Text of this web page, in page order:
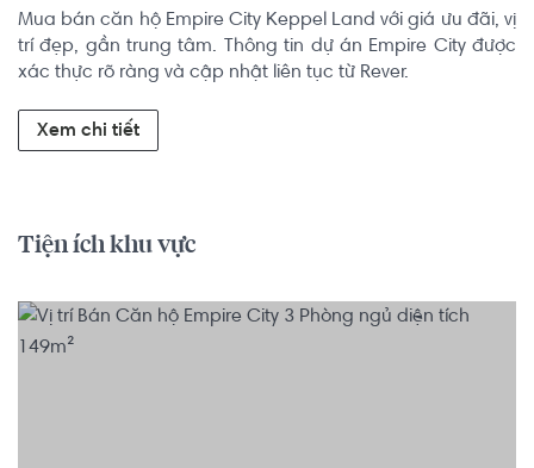
Mua bán căn hộ Empire City Keppel Land với giá ưu đãi, vị
trí đẹp, gần trung tâm. Thông tin dự án Empire City được
xác thực rõ ràng và cập nhật liên tục từ Rever.
Xem chi tiết
Tiện ích khu vực